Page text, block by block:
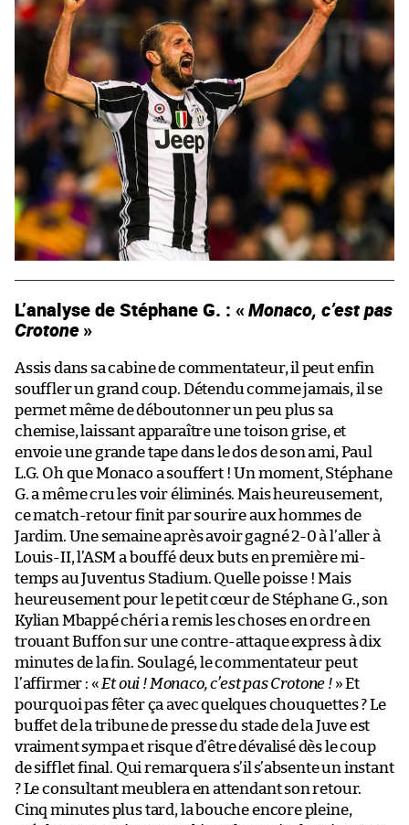
L’analyse de Stéphane G. : «Monaco, c’est pas
Crotone»
Assis dans sa cabine de commentateur, il peut enfin
souffler un grand coup. Détendu comme jamais, il se
permet même de déboutonner un peu plus sa
chemise, laissant apparaître une toison grise, et
envoie une grande tape dans le dos de son ami, Paul
L.G. Oh que Monaco a souffert ! Un moment, Stéphane
G. a même cru les voir éliminés. Mais heureusement,
ce match-retour finit par sourire aux hommes de
Jardim. Une semaine après avoir gagné 2-0 à l’aller à
Louis-II, l’ASM a bouffé deux buts en première mi-
temps au Juventus Stadium. Quelle poisse ! Mais
heureusement pour le petit cœur de Stéphane G., son
Kylian Mbappé chéri a remis les choses en ordre en
trouant Buffon sur une contre-attaque express à dix
minutes de la fin. Soulagé, le commentateur peut
l’affirmer : « Et oui ! Monaco, c’est pas Crotone !» Et
pourquoi pas fêter ça avec quelques chouquettes ? Le
buffet de la tribune de presse du stade de la Juve est
vraiment sympa et risque d’être dévalisé dès le coup
de sifflet final. Qui remarquera s’il s’absente un instant
? Le consultant meublera en attendant son retour.
Cinq minutes plus tard, la bouche encore pleine,